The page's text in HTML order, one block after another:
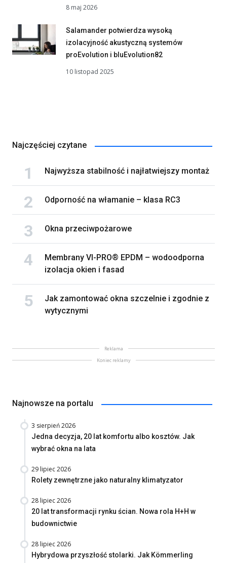
8 maj 2026
Salamander potwierdza wysoką
izolacyjność akustyczną systemów
proEvolution i bluEvolution82
10 listopad 2025
Najczęściej czytane
Najwyższa stabilność i najłatwiejszy montaż
Odporność na włamanie – klasa RC3
Okna przeciwpożarowe
Membrany VI-PRO® EPDM – wodoodporna
izolacja okien i fasad
Jak zamontować okna szczelnie i zgodnie z
wytycznymi
Reklama
Koniec reklamy
Najnowsze na portalu
3 sierpień 2026
Jedna decyzja, 20 lat komfortu albo kosztów. Jak
wybrać okna na lata
29 lipiec 2026
Rolety zewnętrzne jako naturalny klimatyzator
28 lipiec 2026
20 lat transformacji rynku ścian. Nowa rola H+H w
budownictwie
28 lipiec 2026
Hybrydowa przyszłość stolarki. Jak Kömmerling